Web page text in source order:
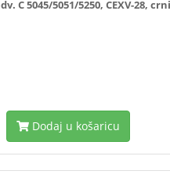
C 5045/5051/5250, CEXV-28,
Dodaj u košaricu